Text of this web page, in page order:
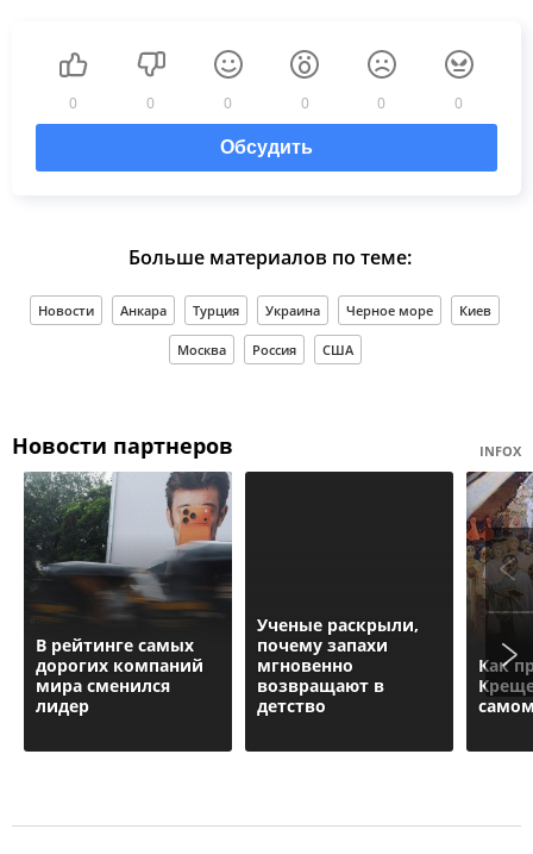
0 0 0 0 0 0
Обсудить
Больше материалов по теме:
Новости Анкара Турция Украина Черное море Киев
Москва Россия США
Новости партнеров INFOX
В рейтинге самых
дорогих компаний
мира сменился
лидер
Ученые раскрыли,
почему запахи
мгновенно
возвращают в
детство
Как